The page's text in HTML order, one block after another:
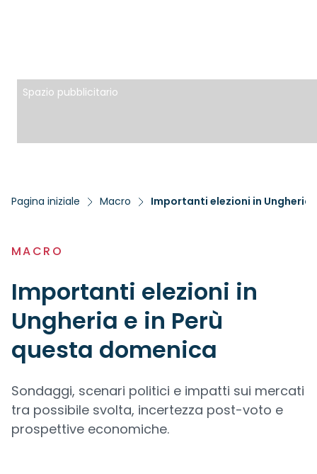
Spazio pubblicitario
Pagina iniziale Macro Importanti elezioni in Ungheria
MACRO
Importanti elezioni in
Ungheria e in Perù
questa domenica
Sondaggi, scenari politici e impatti sui mercati
tra possibile svolta, incertezza post-voto e
prospettive economiche.